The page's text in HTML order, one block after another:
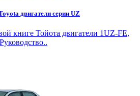
двигатели серии UZ
книге Тойота двигатели 1UZ-FE,